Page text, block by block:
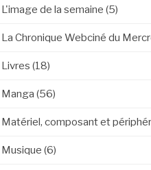
L'image de la semaine (5)
La Chronique Webciné du
Livres (18)
Manga (56)
Matériel, composant et
Musique (6)